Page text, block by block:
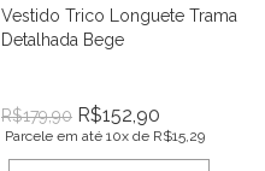
Vestido Trico Longuete Trama
Detalhada Bege
R$179,90 R$152,90
Parcele em até 10x de R$15,29